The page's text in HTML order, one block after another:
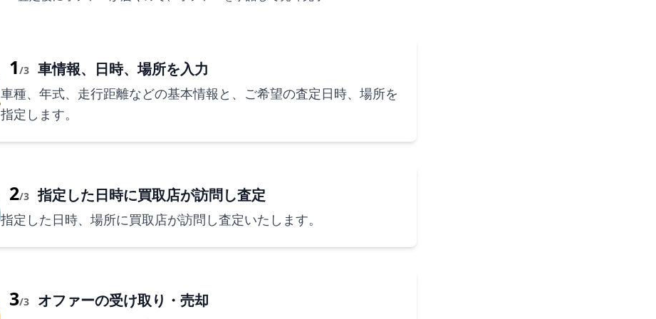
1/3 車情報、日時、場所を入力
車種、年式、走行距離などの基本情報と、ご希望の査定日時、場所を
指定します。
2/3 指定した日時に買取店が訪問し査定
指定した日時、場所に買取店が訪問し査定いたします。
3/3 オファーの受け取り・売却